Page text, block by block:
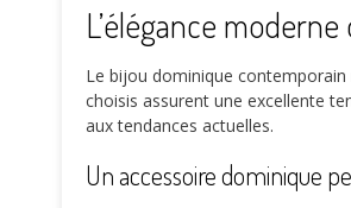
L’élégance
Le bijou dominique contemporain
choisis assurent une excellente
aux tendances actuelles.
Un accessoire dominique